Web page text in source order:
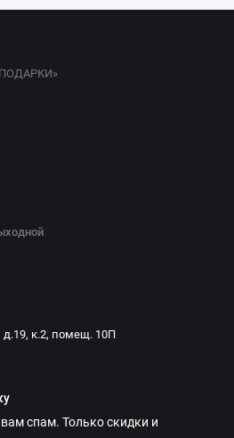
ПОДАРКИ»
д.19, к.2, помещ. 10П
спам. Только скидки и